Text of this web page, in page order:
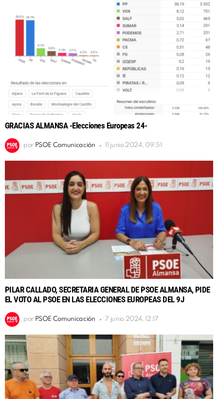
GRACIAS ALMANSA -Elecciones Europeas 24-
por PSOE Comunicación 11 junio 2024, 09:51
PILAR CALLADO, SECRETARIA GENERAL DE PSOE ALMANSA, PIDE
EL VOTO AL PSOE EN LAS ELECCIONES EUROPEAS DEL 9J
por PSOE Comunicación 7 junio 2024, 12:17